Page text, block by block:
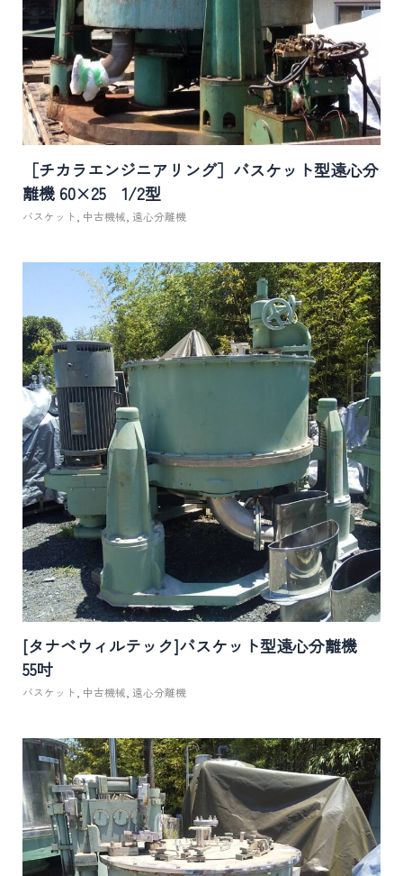
［チカラエンジニアリング］バスケット型遠心分
離機 60×25 1/2型
バスケット 中古機械 遠心分離機
[タナベウィルテック]バスケット型遠心分離機
55吋
バスケット 中古機械 遠心分離機